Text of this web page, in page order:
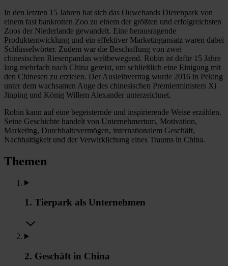
In den letzten 15 Jahren hat sich das Ouwehands Dierenpark von
einem fast bankrotten Zoo zu einem der größten und erfolgreichsten
Zoos der Niederlande gewandelt. Eine herausragende
Produktentwicklung und ein effektiver Marketingansatz waren dabei
Schlüsselwörter. Zudem war die Beschaffung von zwei
chinesischen Riesenpandas weltbewegend. Robin ist dafür 15 Jahre
lang mehrfach nach China gereist, um schließlich eine Einigung mit
den Chinesen zu erzielen. Der Ausleihvertrag wurde 2016 in Peking
unter dem wachsamen Auge des chinesischen Premierministers Xi
Jinping und König Willem Alexander unterzeichnet.
Robin kann auf eine begeisternde und inspirierende Weise erzählen.
Seine Geschichte handelt von Unternehmertum, Motivation,
Marketing, Durchhaltevermögen, internationalem Geschäft,
Nachhaltigkeit und der Verwirklichung eines Traums in China.
Themen
1. Tierpark als Unternehmen
2. Geschäft in China